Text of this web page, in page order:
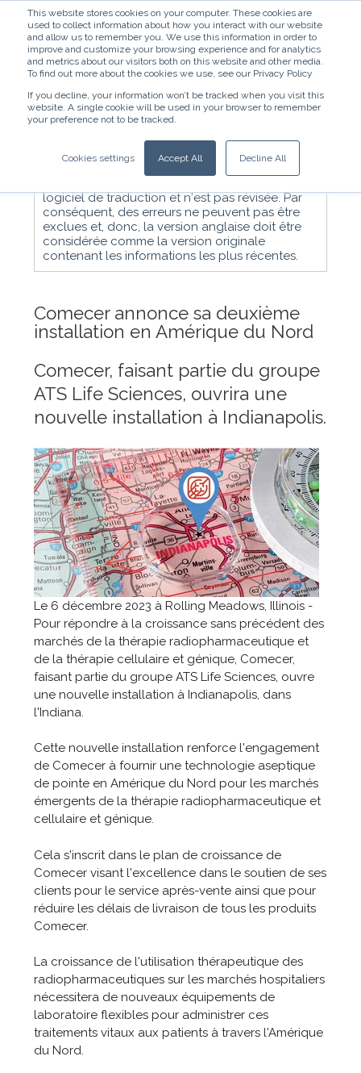
This website stores cookies on your computer. These cookies are
used to collect information about how you interact with our website
and allow us to remember you. We use this information in order to
improve and customize your browsing experience and for analytics
and metrics about our visitors both on this website and other media.
To find out more about the cookies we use, see our Privacy Policy
If you decline, your information won’t be tracked when you visit this
website. A single cookie will be used in your browser to remember
your preference not to be tracked.
Cookies settings Accept All Decline All
Français - France
Nota bene : la traduction française de cet
logiciel de traduction et n'est pas révisée. Par
conséquent, des erreurs ne peuvent pas être
exclues et, donc, la version anglaise doit être
considérée comme la version originale
contenant les informations les plus récentes.
Comecer annonce sa deuxième
installation en Amérique du Nord
Comecer, faisant partie du groupe
ATS Life Sciences, ouvrira une
nouvelle installation à Indianapolis.
Le 6 décembre 2023 à Rolling Meadows, Illinois -
Pour répondre à la croissance sans précédent des
marchés de la thérapie radiopharmaceutique et
de la thérapie cellulaire et génique, Comecer,
faisant partie du groupe ATS Life Sciences, ouvre
une nouvelle installation à Indianapolis, dans
l'Indiana.
Cette nouvelle installation renforce l'engagement
de Comecer à fournir une technologie aseptique
de pointe en Amérique du Nord pour les marchés
émergents de la thérapie radiopharmaceutique et
cellulaire et génique.
Cela s'inscrit dans le plan de croissance de
Comecer visant l'excellence dans le soutien de ses
clients pour le service après-vente ainsi que pour
réduire les délais de livraison de tous les produits
Comecer.
La croissance de l'utilisation thérapeutique des
radiopharmaceutiques sur les marchés hospitaliers
nécessitera de nouveaux équipements de
laboratoire flexibles pour administrer ces
traitements vitaux aux patients à travers l'Amérique
du Nord.